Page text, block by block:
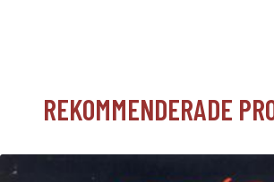
REKOMMENDERADE